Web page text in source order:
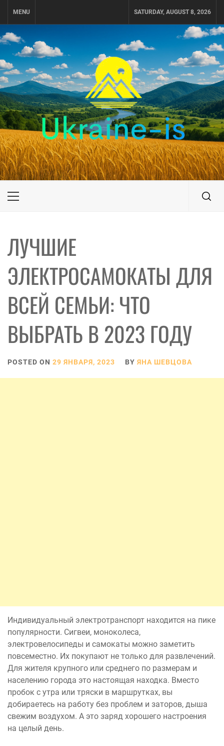
MENU SATURDAY, AUGUST 8, 2026
UKRAINE-IS
ПУТЕШЕСТВИЕ ПО УКРАИНЕ
Primary
ЛУЧШИЕ
ЭЛЕКТРОСАМОКАТЫ ДЛЯ
ВСЕЙ СЕМЬИ: ЧТО
ВЫБРАТЬ В 2023 ГОДУ
POSTED ON 29 ЯНВАРЯ, 2023 BY ЯНА ШЕВЦОВА
Индивидуальный электротранспорт находится на пике
популярности. Сигвеи, моноколеса,
электровелосипеды и самокаты можно заметить
повсеместно. Их покупают не только для развлечений.
Для жителя крупного или среднего по размерам и
населению города это настоящая находка. Вместо
пробок с утра или тряски в маршрутках, вы
добираетесь на работу без проблем и заторов, дыша
свежим воздухом. А это заряд хорошего настроения
на целый день.